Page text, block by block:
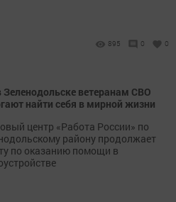
895 0 0
Зеленодольске ветеранам СВО
найти себя в мирной жизни
центр «Работа России» по
району продолжает
по оказанию помощи в